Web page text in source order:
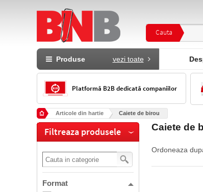
Cauta
Produse vezi toate
Platformă B2B dedicată companiilor
Articole din hartie Caiete de birou
Filtreaza produsele
Format
Caiete de
Ordoneaza